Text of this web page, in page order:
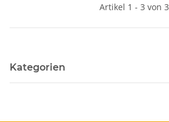
Artikel 1 - 3 von 3
Kategorien